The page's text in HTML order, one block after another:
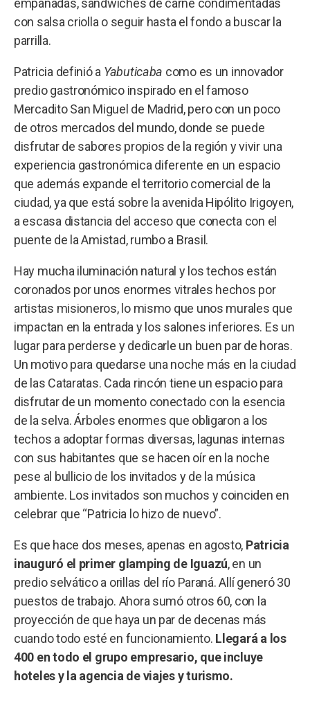
empanadas, sandwiches de carne condimentadas
con salsa criolla o seguir hasta el fondo a buscar la
parrilla.
Patricia definió a Yabuticaba como es un innovador
predio gastronómico inspirado en el famoso
Mercadito San Miguel de Madrid, pero con un poco
de otros mercados del mundo, donde se puede
disfrutar de sabores propios de la región y vivir una
experiencia gastronómica diferente en un espacio
que además expande el territorio comercial de la
ciudad, ya que está sobre la avenida Hipólito Irigoyen,
a escasa distancia del acceso que conecta con el
puente de la Amistad, rumbo a Brasil.
Hay mucha iluminación natural y los techos están
coronados por unos enormes vitrales hechos por
artistas misioneros, lo mismo que unos murales que
impactan en la entrada y los salones inferiores. Es un
lugar para perderse y dedicarle un buen par de horas.
Un motivo para quedarse una noche más en la ciudad
de las Cataratas. Cada rincón tiene un espacio para
disfrutar de un momento conectado con la esencia
de la selva. Árboles enormes que obligaron a los
techos a adoptar formas diversas, lagunas internas
con sus habitantes que se hacen oír en la noche
pese al bullicio de los invitados y de la música
ambiente. Los invitados son muchos y coinciden en
celebrar que “Patricia lo hizo de nuevo”.
Es que hace dos meses, apenas en agosto, Patricia
inauguró el primer glamping de Iguazú, en un
predio selvático a orillas del río Paraná. Allí generó 30
puestos de trabajo. Ahora sumó otros 60, con la
proyección de que haya un par de decenas más
cuando todo esté en funcionamiento. Llegará a los
400 en todo el grupo empresario, que incluye
hoteles y la agencia de viajes y turismo.